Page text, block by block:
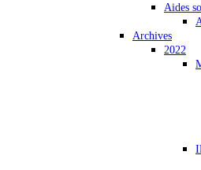
Aides
Archives
2022